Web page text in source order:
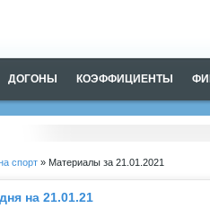
ДОГОНЫ КОЭФФИЦИЕНТЫ
спорт » Материалы за 21.01.2021
на 21.01.21